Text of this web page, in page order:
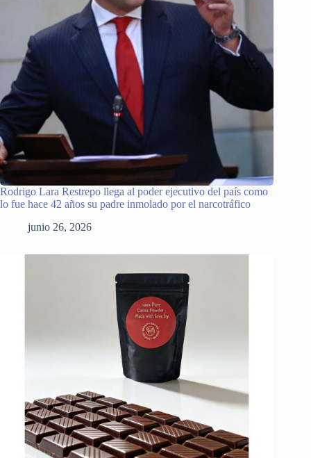
Rodrigo Lara Restrepo llega al poder ejecutivo del país como
lo fue hace 42 años su padre inmolado por el narcotráfico
junio 26, 2026